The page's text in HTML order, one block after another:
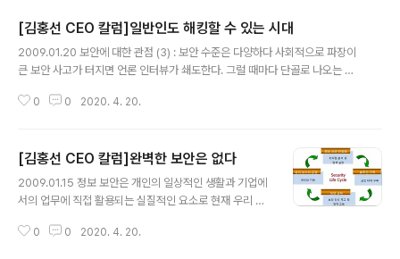
[김홍선 CEO 칼럼]일반인도 해킹할 수 있는 시대
2009.01.20 보안에 대한 관점 (3) : 보안 수준은 다양하다 사회적으로 파장이
큰 보안 사고가 터지면 언론 인터뷰가 쇄도한다. 그럴 때마다 단골로 나오는 질
을 잘 모르는 분들로부터 같은 질문을 받는다. 답변하기에 난감한 질문이 아닐
있는 기업과 기관, 각종 공동체부터 각 개인이 사용하는 기기나 서비스, 보안 마
인드에 이르기까지 많은 변수가 존재한다. 이런 상황에서 보안 수준은 천차만별
일 수밖에 없다. 그러니, 어떻게 보안 수준을 단 한 마디로 규정지을 수 있는가?
0 0 2020. 4. 20.
[김홍선 CEO 칼럼]완벽한 보안은 없다
2009.01.15 정보 보안은 개인의 일상적인 생활과 기업에
서의 업무에 직접 활용되는 실질적인 요소로 현재 우리 삶
게 일상적인 문제로 부각되기 전, ‘보안’이라는 개념은 보통
0 0 2020. 4. 20.